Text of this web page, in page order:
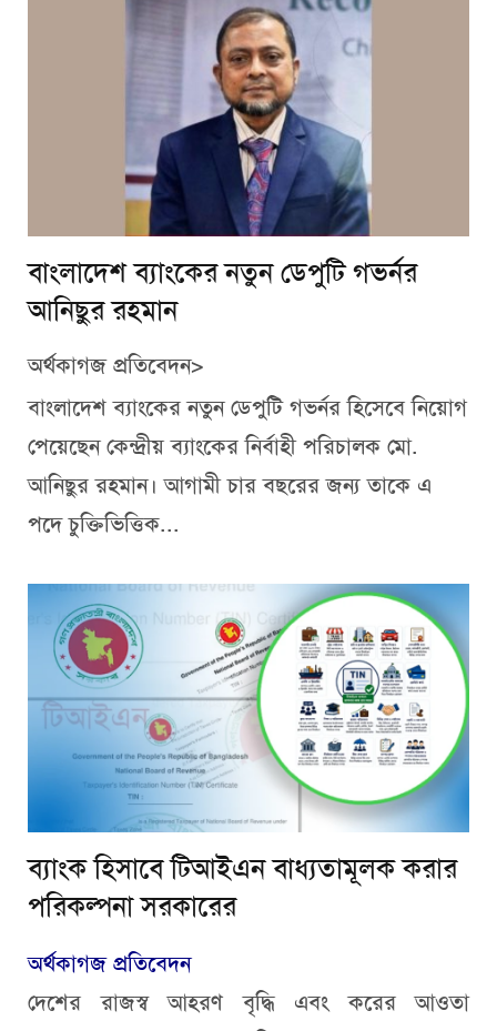
বাংলাদেশ ব্যাংকের নতুন ডেপুটি গভর্নর
আনিছুর রহমান
অর্থকাগজ প্রতিবেদন>
বাংলাদেশ ব্যাংকের নতুন ডেপুটি গভর্নর হিসেবে নিয়োগ
পেয়েছেন কেন্দ্রীয় ব্যাংকের নির্বাহী পরিচালক মো.
আনিছুর রহমান। আগামী চার বছরের জন্য তাকে এ
পদে চুক্তিভিত্তিক...
ব্যাংক হিসাবে টিআইএন বাধ্যতামূলক করার
পরিকল্পনা সরকারের
অর্থকাগজ প্রতিবেদন
দেশের রাজস্ব আহরণ বৃদ্ধি এবং করের আওতা